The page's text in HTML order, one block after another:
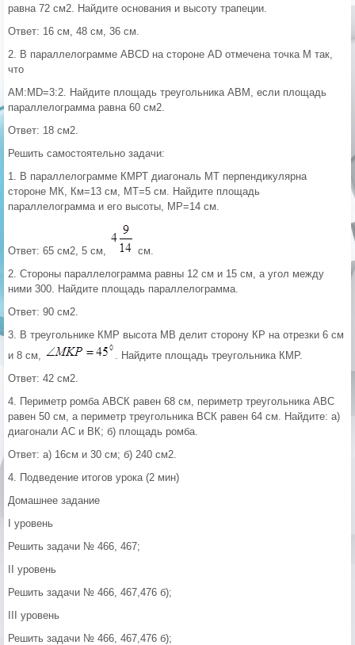
равна 72 см2. Найдите основания и высоту трапеции.
Ответ: 16 см, 48 см, 36 см.
2. В параллелограмме ABCD на стороне AD отмечена точка М так,
что
АМ:MD=3:2. Найдите площадь треугольника АВМ, если площадь
параллелограмма равна 60 см2.
Ответ: 18 см2.
Решить самостоятельно задачи:
1. В параллелограмме КМРТ диагональ МТ перпендикулярна
стороне МК, Км=13 см, МТ=5 см. Найдите площадь
параллелограмма и его высоты, МР=14 см.
Ответ: 65 см2, 5 см,
см.
2. Стороны параллелограмма равны 12 см и 15 см, а угол между
ними 300. Найдите площадь параллелограмма.
Ответ: 90 см2.
3. В треугольнике КМР высота МВ делит сторону КР на отрезки 6 см
и 8 см,
. Найдите площадь треугольника КМР.
Ответ: 42 см2.
4. Периметр ромба АВСК равен 68 см, периметр треугольника АВС
равен 50 см, а периметр треугольника ВСК равен 64 см. Найдите: а)
диагонали АС и ВК; б) площадь ромба.
Ответ: а) 16см и 30 см; б) 240 см2.
4. Подведение итогов урока (2 мин)
Домашнее задание
I уровень
Решить задачи № 466, 467;
II уровень
Решить задачи № 466, 467,476 б);
III уровень
Решить задачи № 466, 467,476 б);